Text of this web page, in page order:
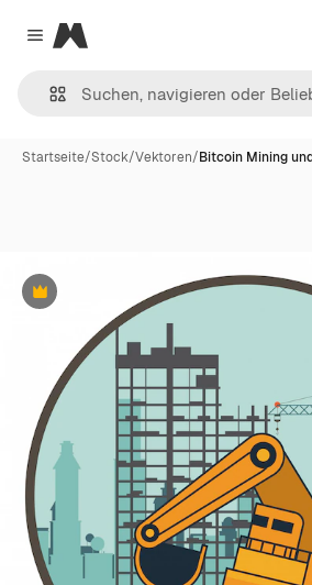
Close menu
Magnific
Startseite/Stock/Vektoren/Bitcoin Mining
Premium